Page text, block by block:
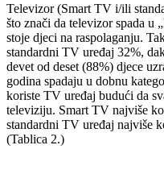
Televizor (Smart TV i/ili
što znači da televizor spada u
stoje djeci na raspolaganju.
standardni TV uređaj 32%,
devet od deset (88%) djece
godina spadaju u dobnu
koriste TV uređaj budući da
televiziju. Smart TV najviše
standardni TV uređaj najviše
(Tablica 2.)